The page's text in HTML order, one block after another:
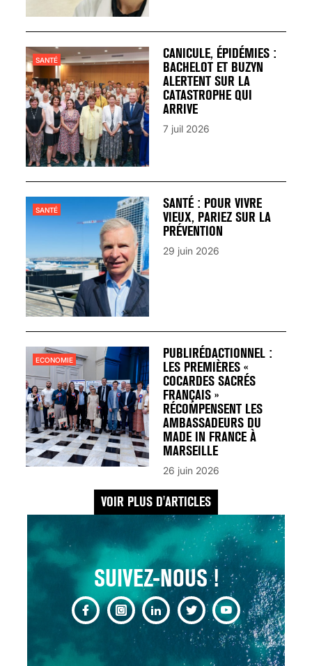
CANICULE, ÉPIDÉMIES :
BACHELOT ET BUZYN
ALERTENT SUR LA
CATASTROPHE QUI
ARRIVE
SANTÉ
7 juil 2026
SANTÉ : POUR VIVRE
VIEUX, PARIEZ SUR LA
PRÉVENTION
SANTÉ
29 juin 2026
PUBLIRÉDACTIONNEL :
LES PREMIÈRES «
COCARDES SACRÉS
FRANÇAIS »
RÉCOMPENSENT LES
AMBASSADEURS DU
MADE IN FRANCE À
MARSEILLE
ECONOMIE
26 juin 2026
VOIR PLUS D'ARTICLES
SUIVEZ-NOUS !
30 mai 2023
SCANNER, IRM, RADIO,
POUR TOUTES LES
MALADIES
18 juil 2022
INSUFFISANCE
CARDIAQUE : LES
SIGNAUX D’ALERTE
AVANT… LA MORT
25 août 2024